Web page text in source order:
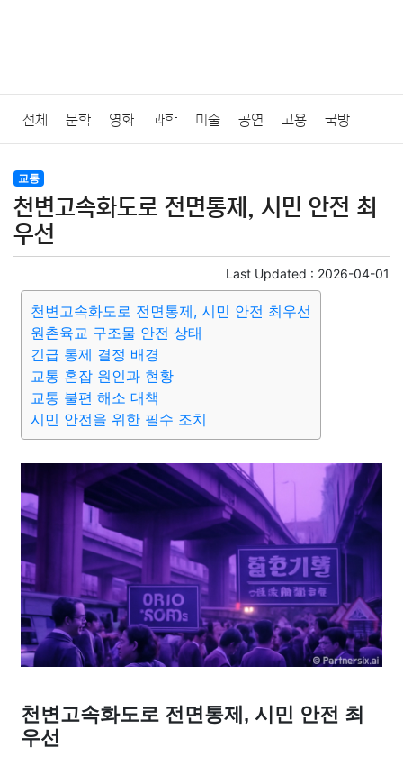
전체 문학 영화 과학 미술 공연 고용 국방
법률
질병 가요 방송 일상 주식 암호화폐 블록체인
미용 증권 인테리어
요리 상품리뷰 원예 금융 게임 스포츠
대출 자동차 취미 여행
종교 사회 정치 건강 의료
부동산 외국어 교육 교통 생활 기타
교통
천변고속화도로 전면통제, 시민 안전 최
우선
Last Updated : 2026-04-01
천변고속화도로 전면통제, 시민 안전 최우선
원촌육교 구조물 안전 상태
긴급 통제 결정 배경
교통 혼잡 원인과 현황
교통 불편 해소 대책
시민 안전을 위한 필수 조치
천변고속화도로 전면통제, 시민 안전 최
우선